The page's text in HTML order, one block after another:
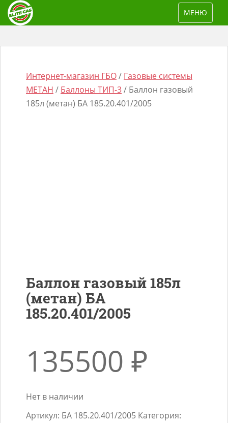
p
TOGGLE
МЕНЮ
Интернет-магазин ГБО/ Газовые системы
МЕТАН / Баллоны ТИП-3/ Баллон газовый
185л (метан) БА 185.20.401/2005
Баллон газовый 185л
(метан) БА
185.20.401/2005
135500 ₽
Нет в наличии
Артикул: БА 185.20.401/2005 Категория: